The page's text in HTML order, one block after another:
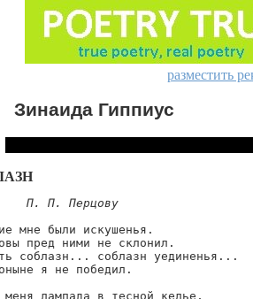
разместить
Зинаида Гиппиус
П. П. Перцову
мне были искушенья.
пред ними не склонил.
соблазн... соблазн уединенья...
я не победил.
меня лампада в тесной келье,